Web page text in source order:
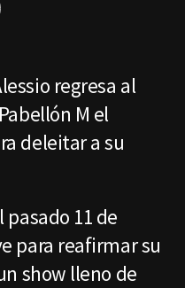
regresa al
M el
deleitar a su
11 de
para reafirmar su
show lleno de